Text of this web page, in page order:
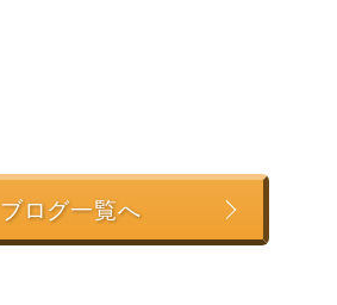
ブログ一覧へ